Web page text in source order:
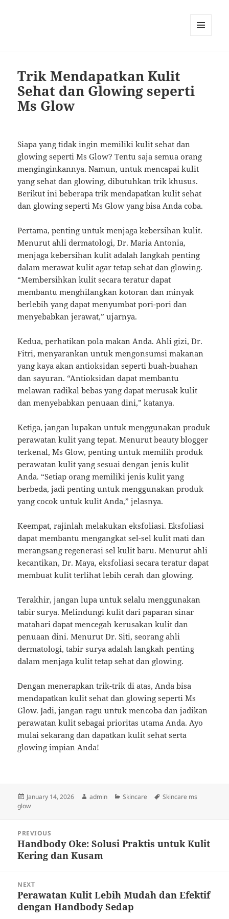
Trik Mendapatkan Kulit
Sehat dan Glowing seperti
Ms Glow
Siapa yang tidak ingin memiliki kulit sehat dan
glowing seperti Ms Glow? Tentu saja semua orang
menginginkannya. Namun, untuk mencapai kulit
yang sehat dan glowing, dibutuhkan trik khusus.
Berikut ini beberapa trik mendapatkan kulit sehat
dan glowing seperti Ms Glow yang bisa Anda coba.
Pertama, penting untuk menjaga kebersihan kulit.
Menurut ahli dermatologi, Dr. Maria Antonia,
menjaga kebersihan kulit adalah langkah penting
dalam merawat kulit agar tetap sehat dan glowing.
“Membersihkan kulit secara teratur dapat
membantu menghilangkan kotoran dan minyak
berlebih yang dapat menyumbat pori-pori dan
menyebabkan jerawat,” ujarnya.
Kedua, perhatikan pola makan Anda. Ahli gizi, Dr.
Fitri, menyarankan untuk mengonsumsi makanan
yang kaya akan antioksidan seperti buah-buahan
dan sayuran. “Antioksidan dapat membantu
melawan radikal bebas yang dapat merusak kulit
dan menyebabkan penuaan dini,” katanya.
Ketiga, jangan lupakan untuk menggunakan produk
perawatan kulit yang tepat. Menurut beauty blogger
terkenal, Ms Glow, penting untuk memilih produk
perawatan kulit yang sesuai dengan jenis kulit
Anda. “Setiap orang memiliki jenis kulit yang
berbeda, jadi penting untuk menggunakan produk
yang cocok untuk kulit Anda,” jelasnya.
Keempat, rajinlah melakukan eksfoliasi. Eksfoliasi
dapat membantu mengangkat sel-sel kulit mati dan
merangsang regenerasi sel kulit baru. Menurut ahli
kecantikan, Dr. Maya, eksfoliasi secara teratur dapat
membuat kulit terlihat lebih cerah dan glowing.
Terakhir, jangan lupa untuk selalu menggunakan
tabir surya. Melindungi kulit dari paparan sinar
matahari dapat mencegah kerusakan kulit dan
penuaan dini. Menurut Dr. Siti, seorang ahli
dermatologi, tabir surya adalah langkah penting
dalam menjaga kulit tetap sehat dan glowing.
Dengan menerapkan trik-trik di atas, Anda bisa
mendapatkan kulit sehat dan glowing seperti Ms
Glow. Jadi, jangan ragu untuk mencoba dan jadikan
perawatan kulit sebagai prioritas utama Anda. Ayo
mulai sekarang dan dapatkan kulit sehat serta
glowing impian Anda!
Posted
on
January 14, 2026 Author
admin Categories
Skincare Tags
Skincare ms
glow
navigation
PREVIOUS
Previous
post:
Handbody Oke: Solusi Praktis untuk Kulit
Kering dan Kusam
NEXT
Next
post:
Perawatan Kulit Lebih Mudah dan Efektif
dengan Handbody Sedap